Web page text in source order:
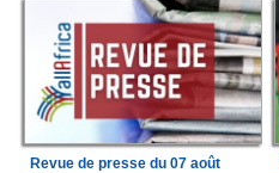
Revue de presse du 07 août